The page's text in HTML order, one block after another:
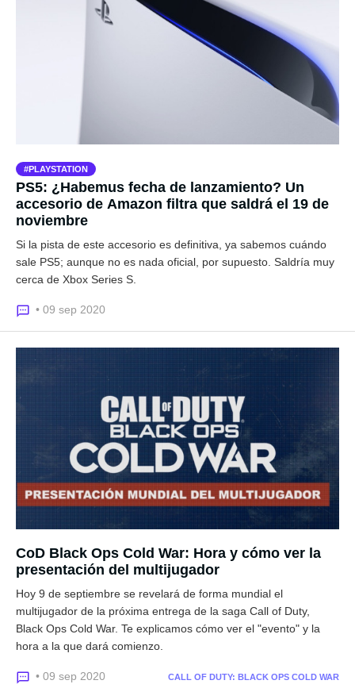
PLAYSTATION
PS5: ¿Habemus fecha de lanzamiento? Un
accesorio de Amazon filtra que saldrá el 19 de
noviembre
Si la pista de este accesorio es definitiva, ya sabemos cuándo
sale PS5; aunque no es nada oficial, por supuesto. Saldría muy
cerca de Xbox Series S.
• 09 sep 2020
CoD Black Ops Cold War: Hora y cómo ver la
presentación del multijugador
Hoy 9 de septiembre se revelará de forma mundial el
multijugador de la próxima entrega de la saga Call of Duty,
Black Ops Cold War. Te explicamos cómo ver el "evento" y la
hora a la que dará comienzo.
• 09 sep 2020 CALL OF DUTY: BLACK OPS COLD WAR